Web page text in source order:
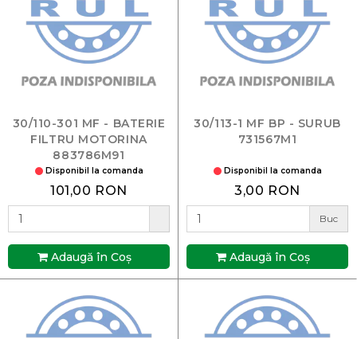
30/110-301 MF - BATERIE
FILTRU MOTORINA
883786M91
Disponibil la comanda
101,00 RON
Adaugă în Coş
30/113-1 MF BP - SURUB
731567M1
Disponibil la comanda
3,00 RON
Buc
Adaugă în Coş